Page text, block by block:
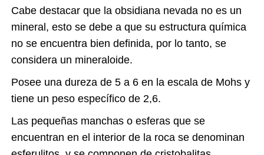
Cabe destacar que la obsidiana nevada no es un
mineral, esto se debe a que su estructura química
no se encuentra bien definida, por lo tanto, se
considera un mineraloide.
Posee una dureza de 5 a 6 en la escala de Mohs y
tiene un peso específico de 2,6.
Las pequeñas manchas o esferas que se
encuentran en el interior de la roca se denominan